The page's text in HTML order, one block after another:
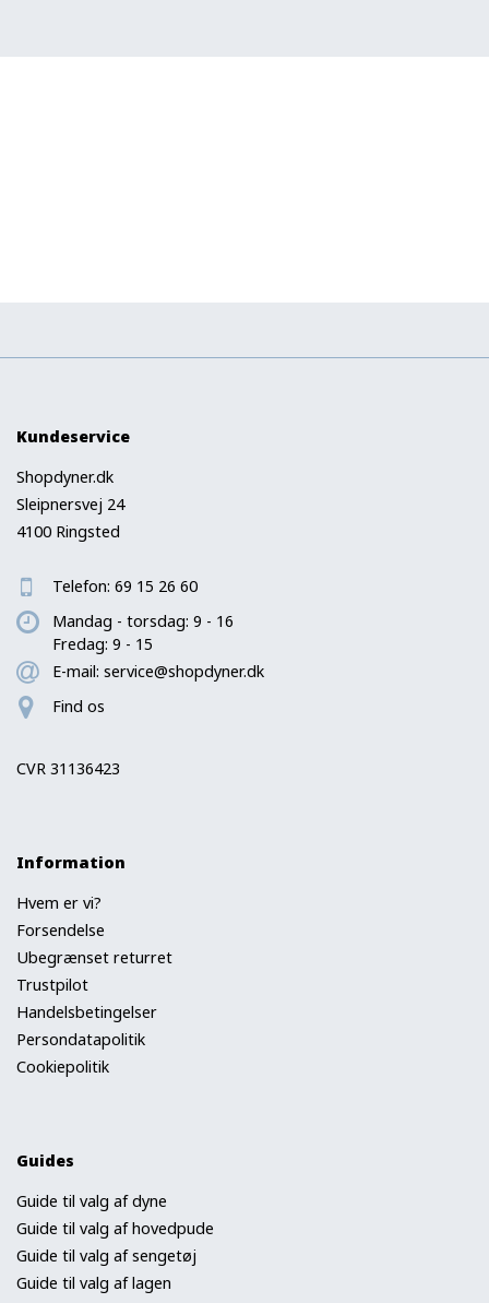
Kundeservice
Shopdyner.dk
Sleipnersvej 24
4100 Ringsted
Telefon: 69 15 26 60
Mandag - torsdag: 9 - 16
Fredag: 9 - 15
E-mail: service@shopdyner.dk
Find os
CVR 31136423
Information
Hvem er vi?
Forsendelse
Ubegrænset returret
Trustpilot
Handelsbetingelser
Persondatapolitik
Cookiepolitik
Guides
Guide til valg af dyne
Guide til valg af hovedpude
Guide til valg af sengetøj
Guide til valg af lagen